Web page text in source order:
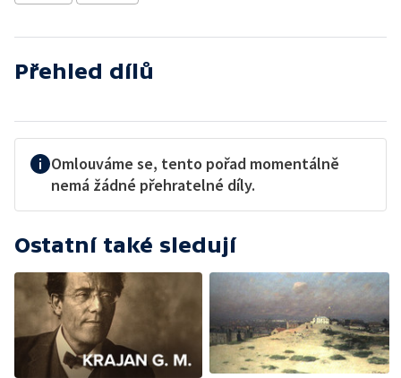
Přehled dílů
Omlouváme se, tento pořad momentálně
nemá žádné přehratelné díly.
Ostatní také sledují